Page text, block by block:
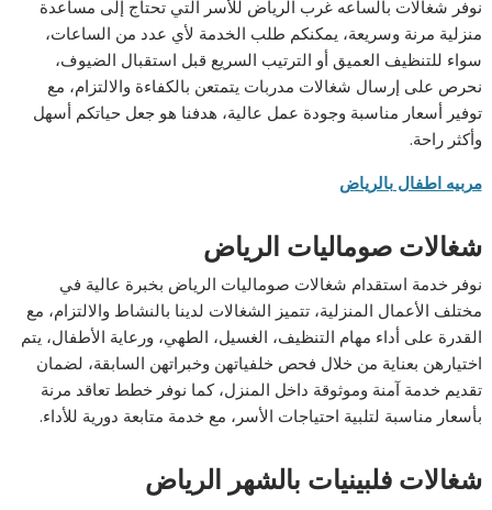
نوفر شغالات بالساعه غرب الرياض للأسر التي تحتاج إلى مساعدة
منزلية مرنة وسريعة، يمكنكم طلب الخدمة لأي عدد من الساعات،
سواء للتنظيف العميق أو الترتيب السريع قبل استقبال الضيوف،
نحرص على إرسال شغالات مدربات يتمتعن بالكفاءة والالتزام، مع
توفير أسعار مناسبة وجودة عمل عالية، هدفنا هو جعل حياتكم أسهل
وأكثر راحة.
مربيه اطفال بالرياض
شغالات صوماليات الرياض
نوفر خدمة استقدام شغالات صوماليات الرياض بخبرة عالية في
مختلف الأعمال المنزلية، تتميز الشغالات لدينا بالنشاط والالتزام، مع
القدرة على أداء مهام التنظيف، الغسيل، الطهي، ورعاية الأطفال، يتم
اختيارهن بعناية من خلال فحص خلفياتهن وخبراتهن السابقة، لضمان
تقديم خدمة آمنة وموثوقة داخل المنزل، كما نوفر خطط تعاقد مرنة
بأسعار مناسبة لتلبية احتياجات الأسر، مع خدمة متابعة دورية للأداء.
شغالات فلبينيات بالشهر الرياض